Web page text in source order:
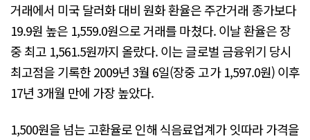
거래에서 미국 달러화 대비 원화 환율은 주간거래 종가보다
19.9원 높은 1,559.0원으로 거래를 마쳤다. 이날 환율은 장
중 최고 1,561.5원까지 올랐다. 이는 글로벌 금융위기 당시
최고점을 기록한 2009년 3월 6일(장중 고가 1,597.0원) 이후
17년 3개월 만에 가장 높았다.
1,500원을 넘는 고환율로 인해 식음료업계가 잇따라 가격을